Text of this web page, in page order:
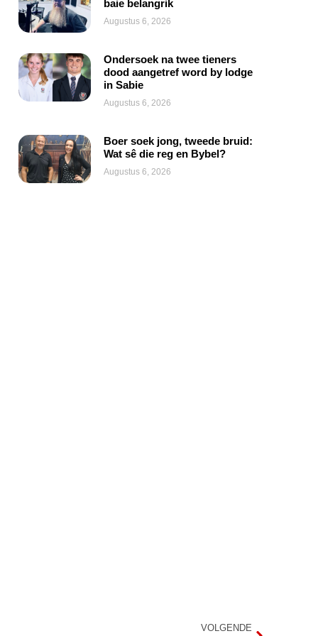
baie belangrik
Augustus 6, 2026
Ondersoek na twee tieners
dood aangetref word by lodge
in Sabie
Augustus 6, 2026
Boer soek jong, tweede bruid:
Wat sê die reg en Bybel?
Augustus 6, 2026
VOLGENDE